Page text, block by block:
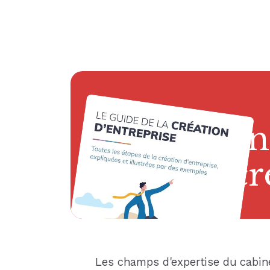
Les champs d'expertise du